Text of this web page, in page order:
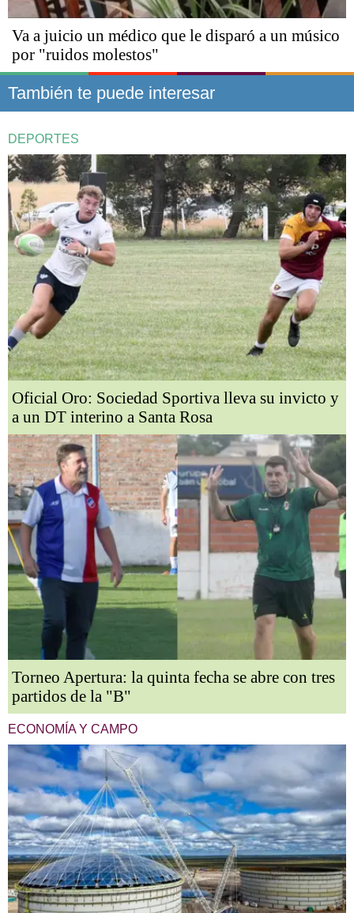
Va a juicio un médico que le disparó a un músico
por "ruidos molestos"
También te puede interesar
DEPORTES
Oficial Oro: Sociedad Sportiva lleva su invicto y
a un DT interino a Santa Rosa
Torneo Apertura: la quinta fecha se abre con tres
partidos de la "B"
ECONOMÍA Y CAMPO